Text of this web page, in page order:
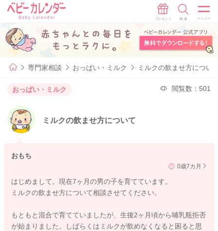
専門家相談 おっぱい・ミルク ミルクの飲ませ方につい
おっぱい・ミルク 閲覧数：501
ミルクの飲ませ方について
おもち
0歳7カ月
はじめまして。現在7ヶ月の男の子を育てています。
ミルクの飲ませ方について相談させてください。
もともと混合で育てていましたが、生後2ヶ月頃から哺乳瓶拒否
が始まりました。しばらくはミルクが飲めなくなると困ると思